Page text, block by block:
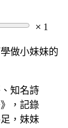
1
做小妹妹的
知名詩
，記錄
，妹妹